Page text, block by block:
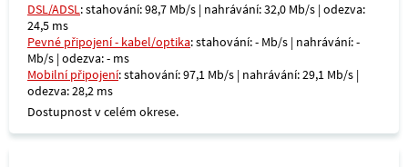
DSL/ADSL: stahování: 98,7 Mb/s | nahrávání: 32,0 Mb/s | odezva:
24,5 ms
Pevné připojení - kabel/optika: stahování: - Mb/s | nahrávání: -
Mb/s | odezva: - ms
Mobilní připojení: stahování: 97,1 Mb/s | nahrávání: 29,1 Mb/s |
odezva: 28,2 ms
Dostupnost v celém okrese.